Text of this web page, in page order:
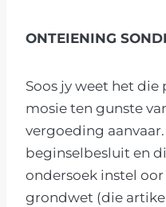
ONTEIENING
Soos jy weet het die
mosie ten gunste
vergoeding aanvaar.
beginselbesluit en
ondersoek instel
grondwet (die